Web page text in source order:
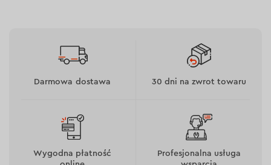
Darmowa dostawa 30 dni na zwrot towaru
Wygodna płatność
Profesjonalna usługa